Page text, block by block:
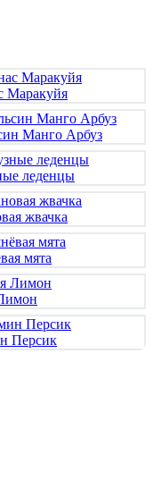
Маракуйя
Манго Арбуз
леденцы
жвачка
мята
Персик